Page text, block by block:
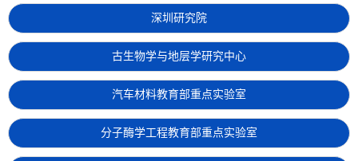
深圳研究院
古生物学与地层学研究中心
汽车材料教育部重点实验室
分子酶学工程教育部重点实验室